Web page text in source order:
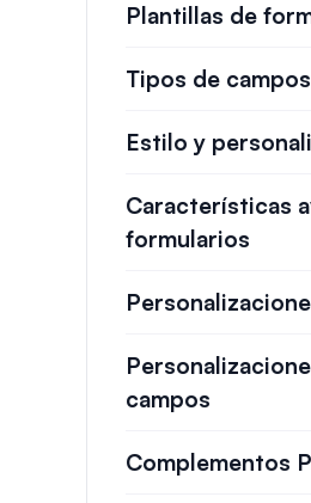
Plantillas de
Tipos de campos
Estilo y
Características
formularios
campos
Complementos